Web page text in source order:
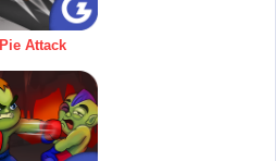
Pie Attack